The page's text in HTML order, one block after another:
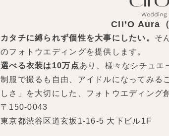
Cli’O Aura
カタチに縛られず個性を大事にしたい。 そ
のフォトウエディングを提供します。
選べる衣装は10万点あり、様々なシチュエ
制服で撮るも自由、アイドルになってみる
しさ」を大切にした、フォトウエディング
〒150-0043
東京都渋谷区道玄坂1-16-5 大下ビル1F